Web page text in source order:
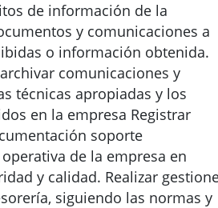
de información de la
y comunicaciones a
o información obtenida.
comunicaciones y
técnicas apropiadas y los
en la empresa Registrar
soporte
de la empresa en
y calidad. Realizar
siguiendo las normas y